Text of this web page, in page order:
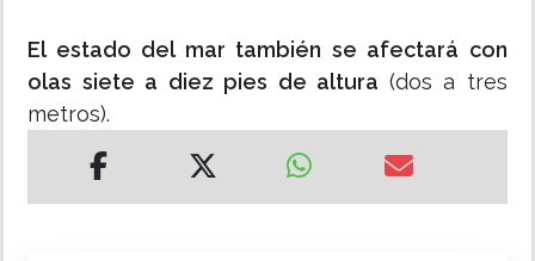
El estado del mar también se afectará con
olas siete a diez pies de altura (dos a tres
metros).